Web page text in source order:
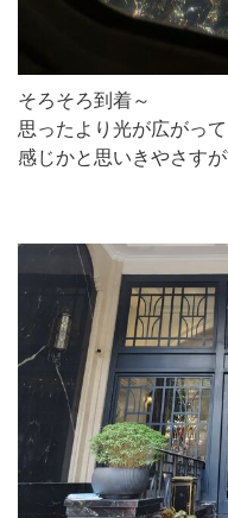
そろそろ到着～
思ったより光が広がっ
感じかと思いきやさすが